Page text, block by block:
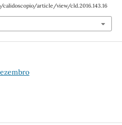
article/view/cld.2016.143.16